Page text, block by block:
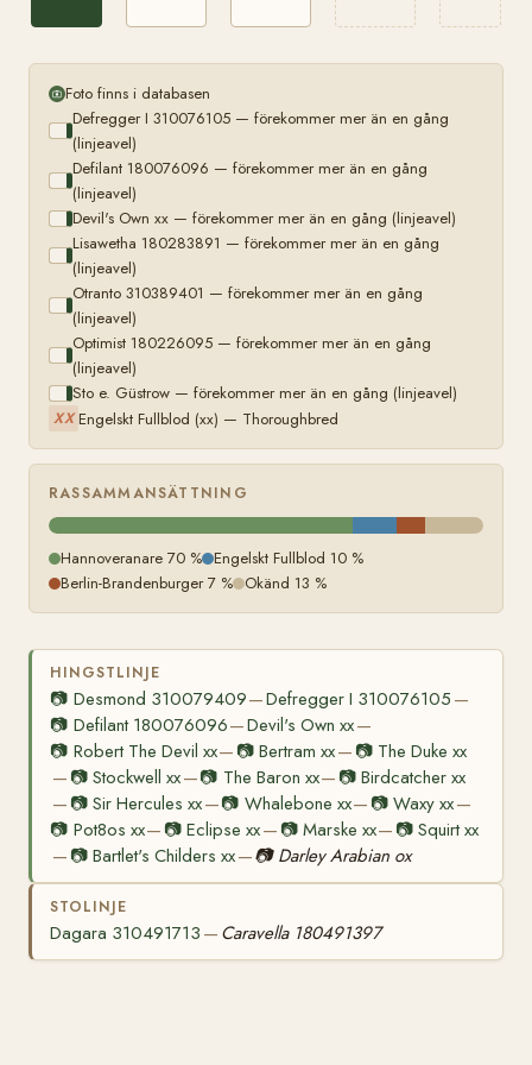
Foto finns i databasen
Defregger I 310076105 — förekommer mer än en gång
(linjeavel)
Defilant 180076096 — förekommer mer än en gång
(linjeavel)
Devil's Own xx — förekommer mer än en gång (linjeavel)
Lisawetha 180283891 — förekommer mer än en gång
(linjeavel)
Otranto 310389401 — förekommer mer än en gång
(linjeavel)
Optimist 180226095 — förekommer mer än en gång
(linjeavel)
Sto e. Güstrow — förekommer mer än en gång (linjeavel)
XX Engelskt Fullblod (xx) — Thoroughbred
RASSAMMANSÄTTNING
Hannoveranare 70 % Engelskt Fullblod 10 %
Berlin-Brandenburger 7 % Okänd 13 %
HINGSTLINJE
📷 Desmond 310079409—Defregger I 310076105 —
📷 Defilant 180076096—Devil's Own xx—
📷 Robert The Devil xx— 📷Bertram xx— 📷 The Duke xx
— 📷Stockwell xx—📷 The Baron xx— 📷Birdcatcher xx
— 📷Sir Hercules xx—📷 Whalebone xx— 📷Waxy xx—
📷 Pot8os xx— 📷Eclipse xx— 📷 Marske xx— 📷 Squirt xx
— 📷Bartlet's Childers xx—📷 Darley Arabian ox
STOLINJE
Dagara 310491713 — Caravella 180491397